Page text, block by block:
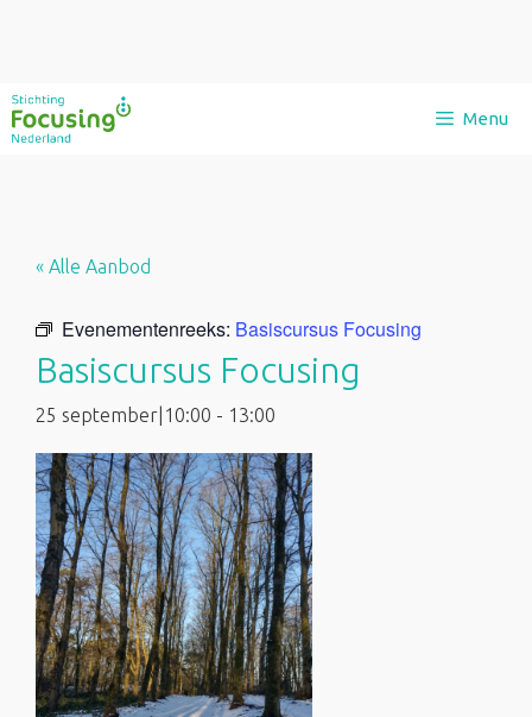
Ga
naar
Menu
« Alle Aanbod
Evenementenreeks: Basiscursus Focusing
Basiscursus Focusing
25 september|10:00 - 13:00